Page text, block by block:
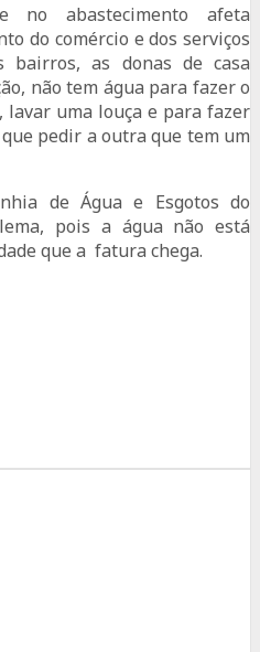
no abastecimento afeta
do comércio e dos serviços
bairros, as donas de casa
não tem água para fazer o
lavar uma louça e para fazer
pedir a outra que tem um
de Água e Esgotos do
pois a água não está
que a fatura chega.